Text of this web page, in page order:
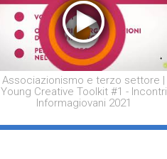
Associazionismo e terzo settore |
Young Creative Toolkit #1 - Incontri
Informagiovani 2021